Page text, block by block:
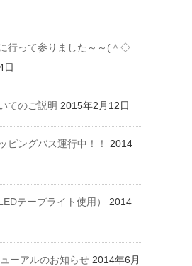
行って参りました～～(＾◇
日
てのご説明 2015年2月12日
ングバス運行中！！
2014
テープライト使用）
2014
ーアルのお知らせ 2014年6月